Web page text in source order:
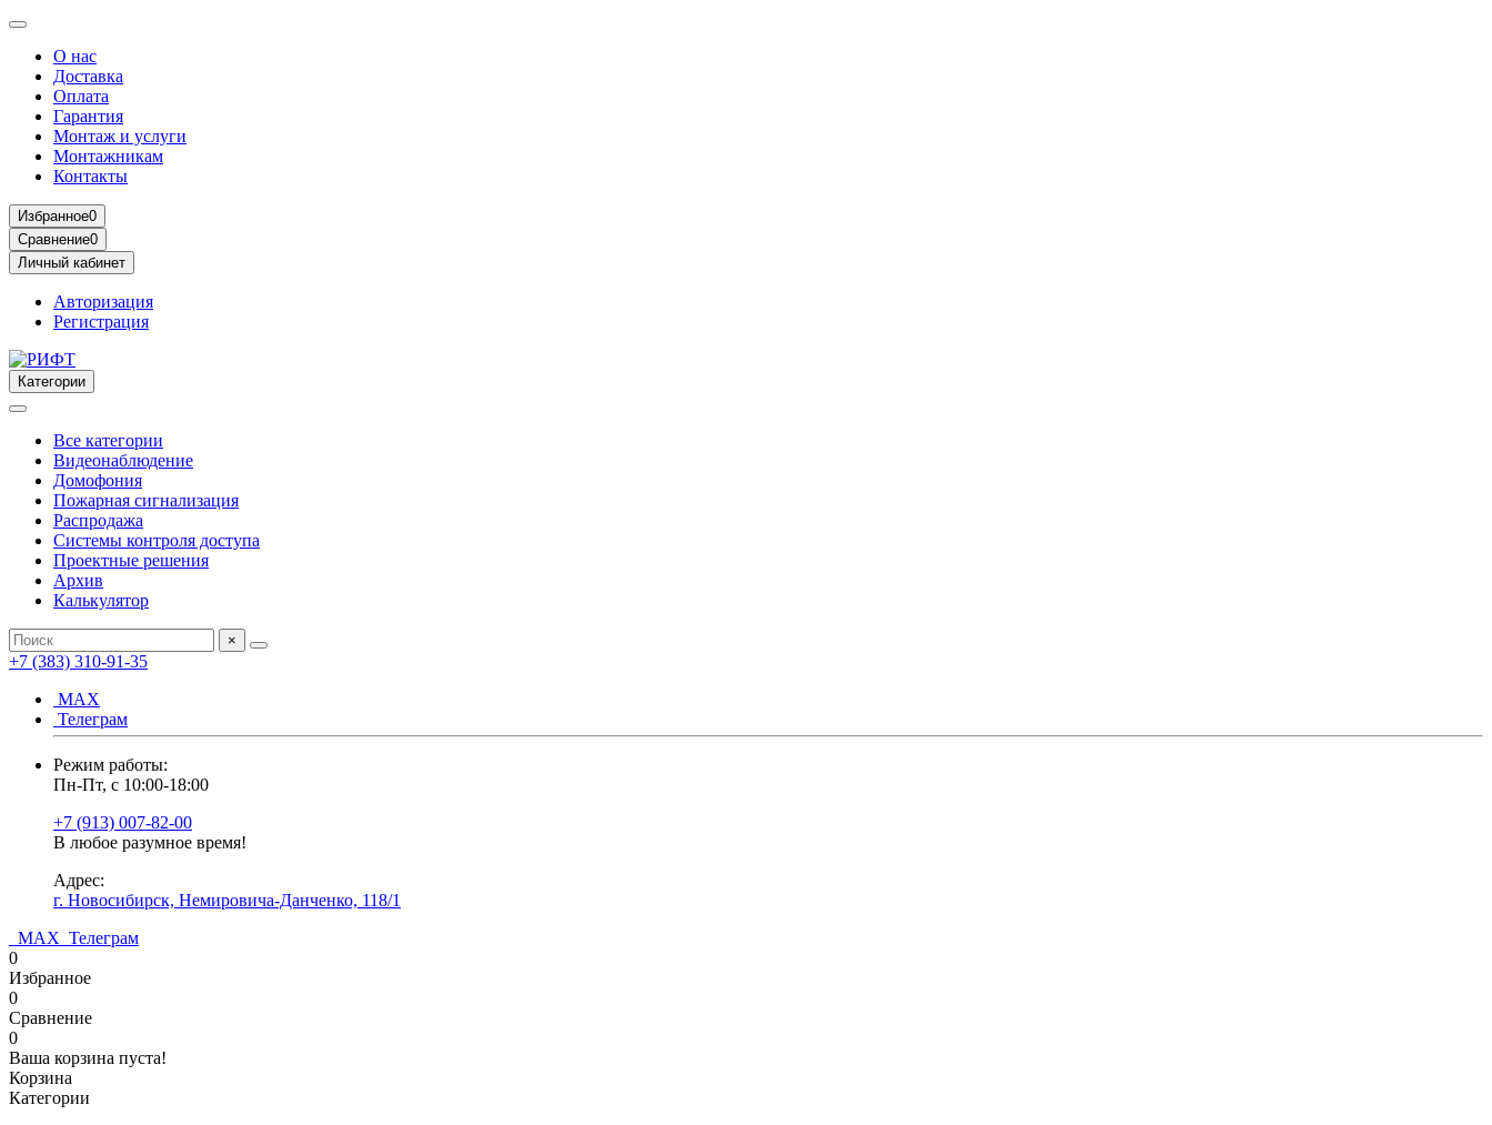
О нас
Доставка
Оплата
Гарантия
Монтаж и услуги
Монтажникам
Контакты
Избранное0
Сравнение0
Личный кабинет
Авторизация
Регистрация
Категории
Все категории
Видеонаблюдение
Домофония
Пожарная сигнализация
Распродажа
Системы контроля доступа
Проектные решения
Архив
Калькулятор
×
+7 (383) 310-91-35
МАХ
Телеграм
Режим работы:
Пн-Пт, с 10:00-18:00
+7 (913) 007-82-00
В любое разумное время!
Адрес:
г. Новосибирск, Немировича-Данченко, 118/1
МАХ Телеграм
0
Избранное
0
Сравнение
0
Ваша корзина пуста!
Корзина
Категории